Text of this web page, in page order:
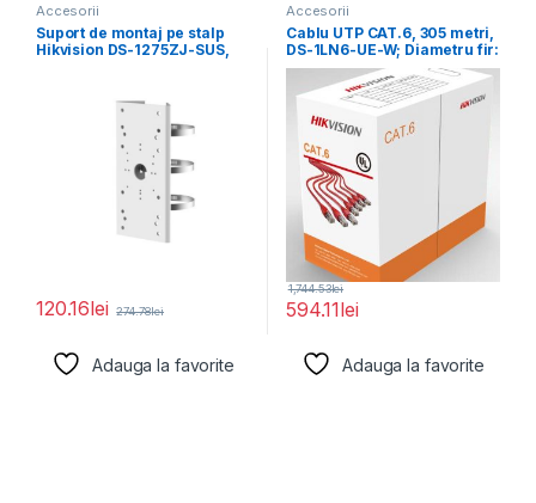
Accesorii
Suport de montaj pe stalp
Hikvision DS-1275ZJ-SUS,
120.16lei 274.78lei
Adauga la favorite
Accesorii
Cablu UTP CAT.6, 305 metri,
DS-1LN6-UE-W; Diametru fir:
0.53mm, OFC,
594.11lei
1,744.53lei
Adauga la favorite